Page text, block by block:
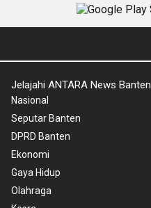
Jelajahi ANTARA News Banten
Nasional
Seputar Banten
DPRD Banten
Ekonomi
Gaya Hidup
Olahraga